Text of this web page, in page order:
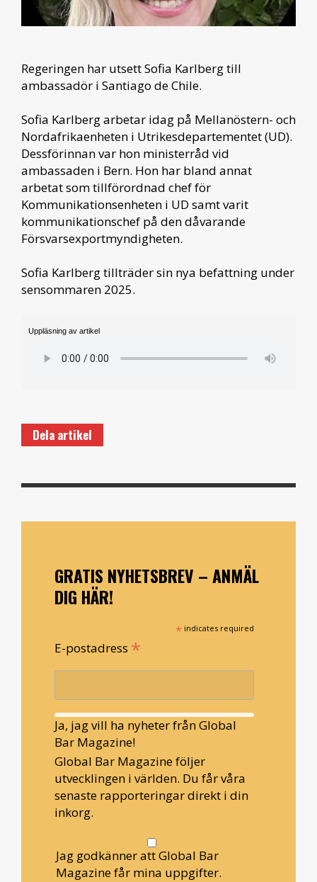
Regeringen har utsett Sofia Karlberg till
ambassadör i Santiago de Chile.
Sofia Karlberg arbetar idag på Mellanöstern- och
Nordafrikaenheten i Utrikesdepartementet (UD).
Dessförinnan var hon ministerråd vid
ambassaden i Bern. Hon har bland annat
arbetat som tillförordnad chef för
Kommunikationsenheten i UD samt varit
kommunikationschef på den dåvarande
Försvarsexportmyndigheten.
Sofia Karlberg tillträder sin nya befattning under
sensommaren 2025.
Uppläsning av artikel
Dela artikel
GRATIS NYHETSBREV – ANMÄL
DIG HÄR!
* indicates required
E-postadress *
Ja, jag vill ha nyheter från Global
Bar Magazine!
Global Bar Magazine följer
utvecklingen i världen. Du får våra
senaste rapporteringar direkt i din
inkorg.
Jag godkänner att Global Bar
Magazine får mina uppgifter.